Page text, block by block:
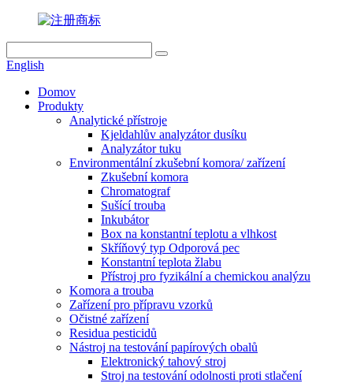
English
Domov
Produkty
Analytické přístroje
Kjeldahlův analyzátor dusíku
Analyzátor tuku
Environmentální zkušební komora/ zařízení
Zkušební komora
Chromatograf
Sušící trouba
Inkubátor
Box na konstantní teplotu a vlhkost
Skříňový typ Odporová pec
Konstantní teplota žlabu
Přístroj pro fyzikální a chemickou analýzu
Komora a trouba
Zařízení pro přípravu vzorků
Očistné zařízení
Residua pesticidů
Nástroj na testování papírových obalů
Elektronický tahový stroj
Stroj na testování odolnosti proti stlačení